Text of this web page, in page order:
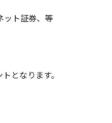
ット証券、等
となります。